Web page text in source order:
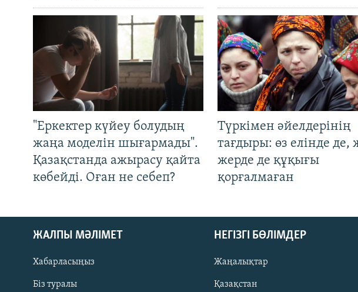
"Еркектер күйеу болудың
жаңа моделін шығармады".
Қазақстанда ажырасу қайта
көбейді. Оған не себеп?
Түркімен әйелдерінің
тағдыры: өз елінде де,
жерде де құқығы
қорғалмаған
ЖАЛПЫ МӘЛІМЕТ
Хабарласыңыз
Біз туралы
НЕГІЗГІ БӨЛІМДЕР
Жаңалықтар
Қазақстан